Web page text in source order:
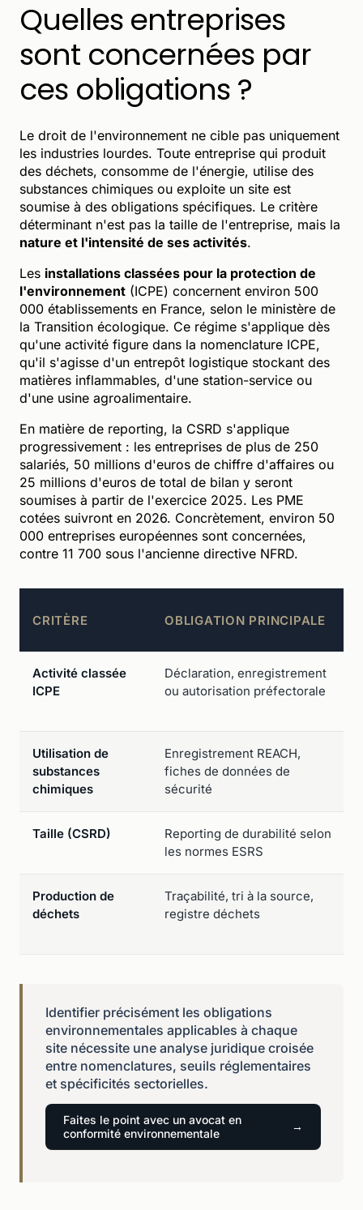
Quelles entreprises
sont concernées par
ces obligations ?
Le droit de l'environnement ne cible pas uniquement
les industries lourdes. Toute entreprise qui produit
des déchets, consomme de l'énergie, utilise des
substances chimiques ou exploite un site est
soumise à des obligations spécifiques. Le critère
déterminant n'est pas la taille de l'entreprise, mais la
nature et l'intensité de ses activités.
Les installations classées pour la protection de
l'environnement (ICPE) concernent environ 500
000 établissements en France, selon le ministère de
la Transition écologique. Ce régime s'applique dès
qu'une activité figure dans la nomenclature ICPE,
qu'il s'agisse d'un entrepôt logistique stockant des
matières inflammables, d'une station-service ou
d'une usine agroalimentaire.
En matière de reporting, la CSRD s'applique
progressivement : les entreprises de plus de 250
salariés, 50 millions d'euros de chiffre d'affaires ou
25 millions d'euros de total de bilan y seront
soumises à partir de l'exercice 2025. Les PME
cotées suivront en 2026. Concrètement, environ 50
000 entreprises européennes sont concernées,
contre 11 700 sous l'ancienne directive NFRD.
CRITÈRE OBLIGATION PRINCIPALE
Activité classée
ICPE
Déclaration, enregistrement
ou autorisation préfectorale
Utilisation de
substances
chimiques
Enregistrement REACH,
fiches de données de
sécurité
Taille (CSRD)
Reporting de durabilité selon
les normes ESRS
Production de
déchets
Traçabilité, tri à la source,
registre déchets
Identifier précisément les obligations
environnementales applicables à chaque
site nécessite une analyse juridique croisée
entre nomenclatures, seuils réglementaires
et spécificités sectorielles.
Faites le point avec un avocat en
conformité environnementale